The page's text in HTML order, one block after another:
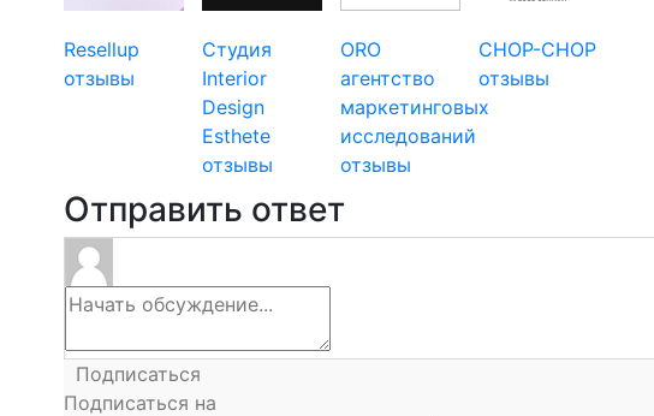
Resellup
отзывы
Студия
Interior
Design
Esthete
отзывы
ORO
агентство
маркетинговых
исследований
отзывы
CHOP-CHOP
отзывы
Отправить ответ
Подписаться
Подписаться на